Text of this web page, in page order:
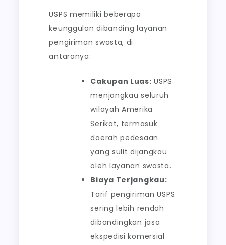
USPS memiliki beberapa
keunggulan dibanding layanan
pengiriman swasta, di
antaranya:
Cakupan Luas: USPS
menjangkau seluruh
wilayah Amerika
Serikat, termasuk
daerah pedesaan
yang sulit dijangkau
oleh layanan swasta.
Biaya Terjangkau:
Tarif pengiriman USPS
sering lebih rendah
dibandingkan jasa
ekspedisi komersial